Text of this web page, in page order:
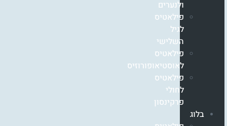
ולנערים
פילאטיס
לגיל
השלישי
פילאטיס
לאוסטיאופורוזיס
פילאטיס
לחולי
פרקינסון
בלוג